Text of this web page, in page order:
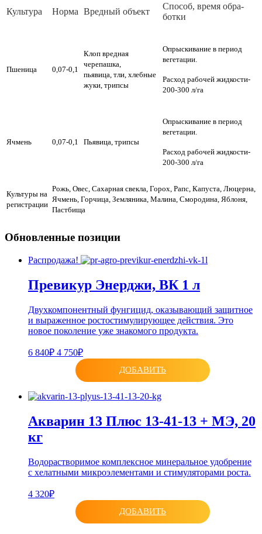
Куль­ту­ра Нор­ма Вред­ный объ­ект
Спо­соб, вре­мя об­ра­
бот­ки
Пшеница 0,07-0,1
Клоп вредная
черепашка,
пьявица, тли, хлебные
жуки, трипсы
Опрыскивание в период
вегетации.
Расход рабочей жидкости-
200-300 л/га
Ячмень 0,07-0,1 Пьявица, трипсы
Опрыскивание в период
вегетации.
Расход рабочей жидкости-
200-300 л/га
Культуры на
регистрации
Рожь, Овес, Сахарная свекла, Горох, Рапс, Капуста, Люцерна,
Ячмень, Горчица, Земляника, Малина, Смородина, Яблоня,
Пастбища
Обновленные позиции
Распродажа!
Превикур Энерджи, ВК 1 л
Двухкомпонентный фунгицид, оказывающий защитное
и выраженное ростостимулирующее действия. Это
новое поколение уже знакомого продукта.
6 840₽ 4 750₽
ДОБАВИТЬ
Акварин 13 Плюс 13-41-13 + МЭ, 20
кг
Водорастворимое комплексное минеральное удобрение
с хелатными микроэлементами и стимуляторами роста.
4 320₽
ДОБАВИТЬ